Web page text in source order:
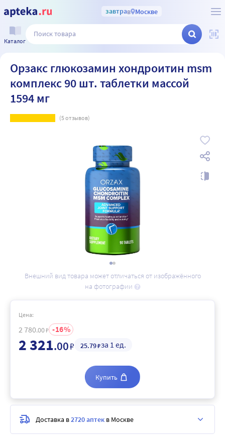
завтрав Москве
Каталог
Орзакс глюкозамин хондроитин msm
комплекс 90 шт. таблетки массой
1594 мг
(5отзывов)
Внешний вид товара может отличаться от изображённого
на фотографии
Цена:
2 780.00₽ 16
2 321.00₽ 25.79₽за 1 ед.
Купить
Доставка в2720 аптек в Москве